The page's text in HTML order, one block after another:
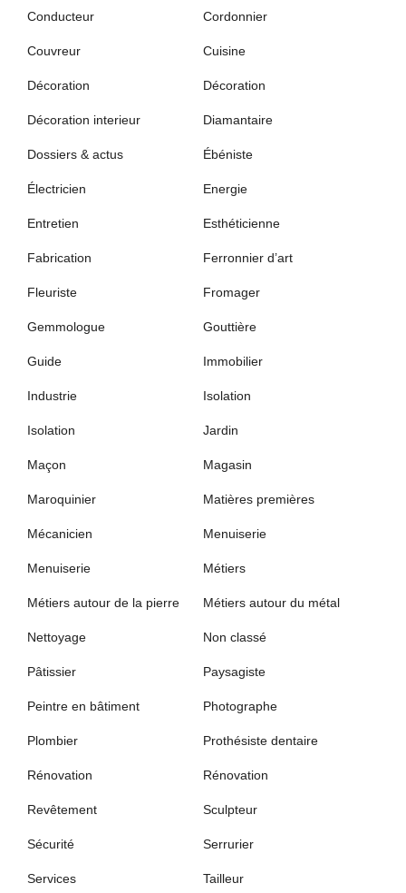
Conducteur Cordonnier
Couvreur Cuisine
Décoration Décoration
Décoration interieur Diamantaire
Dossiers & actus Ébéniste
Électricien Energie
Entretien Esthéticienne
Fabrication Ferronnier d’art
Fleuriste Fromager
Gemmologue Gouttière
Guide Immobilier
Industrie Isolation
Isolation Jardin
Maçon Magasin
Maroquinier Matières premières
Mécanicien Menuiserie
Menuiserie Métiers
Métiers autour de la pierre Métiers autour du métal
Nettoyage Non classé
Pâtissier Paysagiste
Peintre en bâtiment Photographe
Plombier Prothésiste dentaire
Rénovation Rénovation
Revêtement Sculpteur
Sécurité Serrurier
Services Tailleur